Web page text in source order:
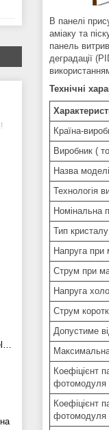
В панелі
аміаку та
панель
деградації
Технічні
Країна-
Виробник (
Назва моделі
Технологія
Номінальна
Тип кристалу
Напруга при
Струм при
Напруга
Струм
Допустиме
Коефіцієнт
Коефіцієнт
https://www.instagram.com/pravylne_electrozhyvlennya/